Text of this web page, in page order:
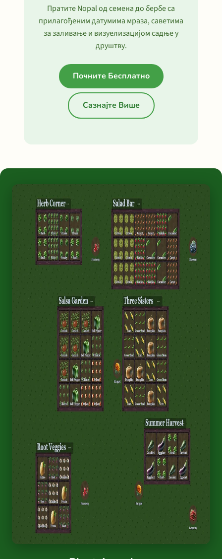
Пратите Nopal од семена до бербе са
прилагођеним датумима мраза, саветима
за заливање и визуелизацијом садње у
друштву.
Почните Бесплатно
Сазнајте Више